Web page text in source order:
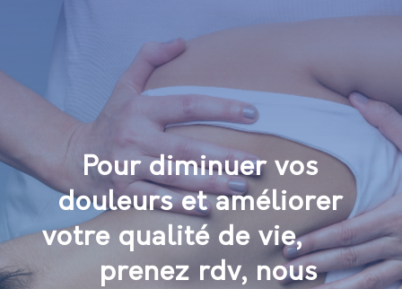
Pour diminuer vos
douleurs et améliorer
votre qualité de vie,
prenez rdv, nous